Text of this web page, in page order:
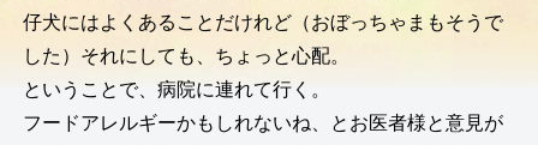
仔犬にはよくあることだけれど（おぼっちゃまもそうで
した）それにしても、ちょっと心配。
ということで、病院に連れて行く。
フードアレルギーかもしれないね、とお医者様と意見が